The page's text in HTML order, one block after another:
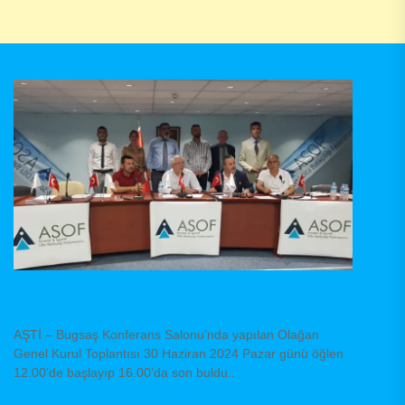
AŞTİ – Bugsaş Konferans Salonu’nda yapılan Olağan
Genel Kurul Toplantısı 30 Haziran 2024 Pazar günü öğlen
12.00’de başlayıp 16.00’da son buldu..